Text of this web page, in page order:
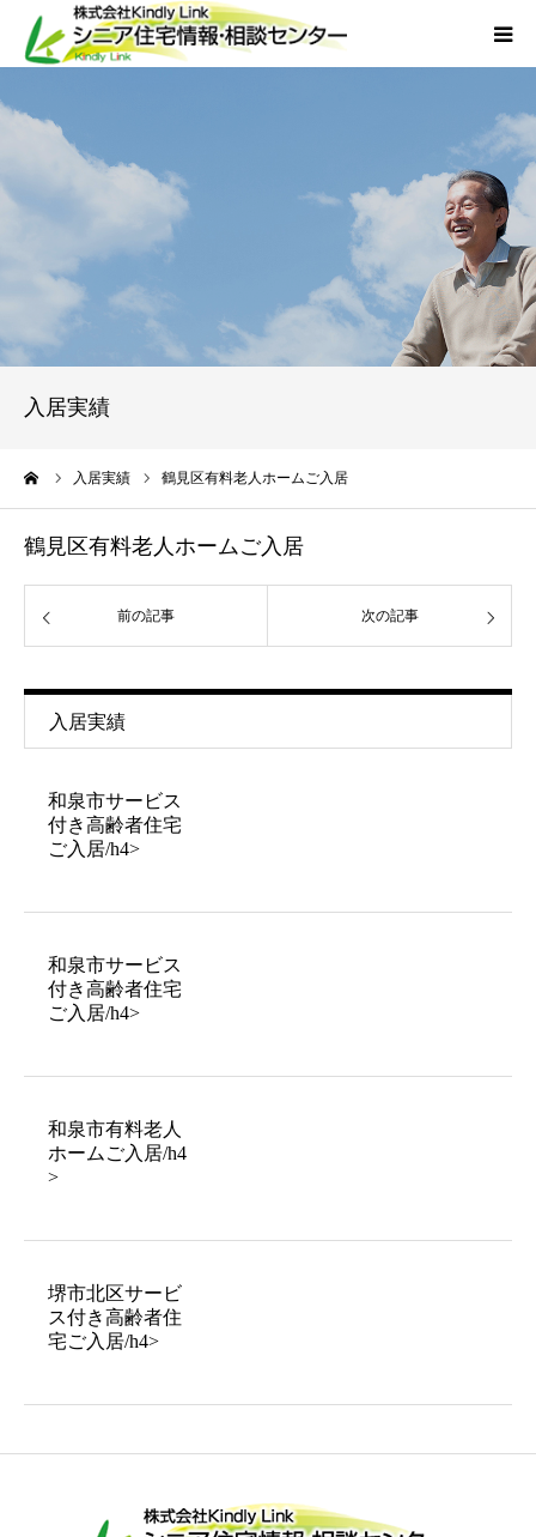
入居実績
入居実績 鶴見区有料老人ホームご入居
鶴見区有料老人ホームご入居
前の記事 次の記事
入居実績
和泉市サービス
付き高齢者住宅
ご入居/h4>
和泉市サービス
付き高齢者住宅
ご入居/h4>
和泉市有料老人
ホームご入居/h4
>
堺市北区サービ
ス付き高齢者住
宅ご入居/h4>
当社について
外国人人材採用
お問い合わせ